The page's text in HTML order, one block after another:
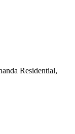
Residential,